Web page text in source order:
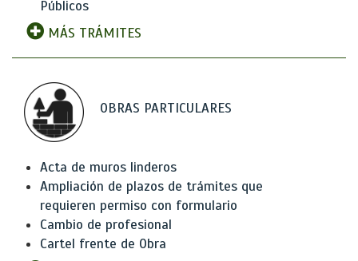
Públicos
MÁS TRÁMITES
OBRAS PARTICULARES
Acta de muros linderos
Ampliación de plazos de trámites que
requieren permiso con formulario
Cambio de profesional
Cartel frente de Obra